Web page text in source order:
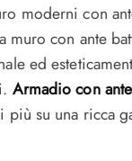
moderni con
con ante
ed
Armadio con
più su una ricca